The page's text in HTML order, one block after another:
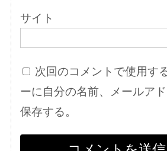
サイト
次回のコメントで使用す
ーに自分の名前、メールア
保存する。